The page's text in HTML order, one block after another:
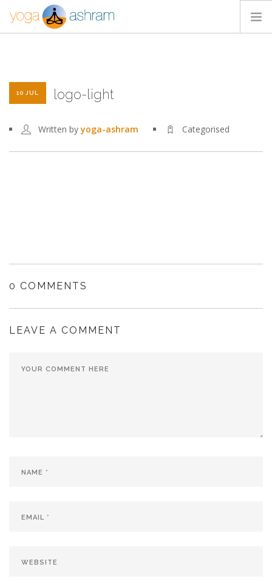
BLOG
10 JUL logo-light
Written byyoga-ashram Categorised
0 COMMENTS
LEAVE A COMMENT